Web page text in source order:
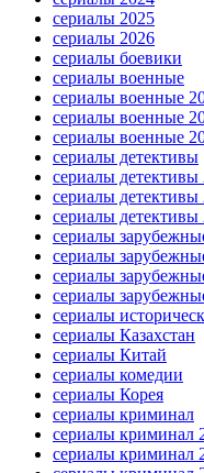
сериалы 2025
сериалы 2026
сериалы боевики
сериалы военные
сериалы военные
сериалы военные
сериалы военные
сериалы детективы
сериалы детективы
сериалы детективы
сериалы детективы
сериалы
сериалы
сериалы
сериалы
сериалы
сериалы Казахстан
сериалы Китай
сериалы комедии
сериалы Корея
сериалы криминал
сериалы криминал
сериалы криминал